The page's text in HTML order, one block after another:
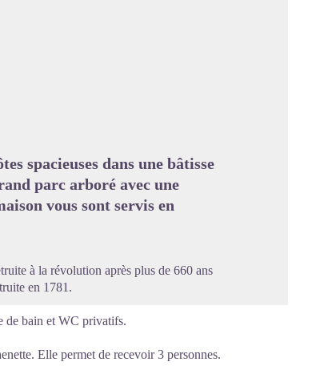
spacieuses dans une bâtisse
parc arboré avec une
vous sont servis en
à la révolution après plus de 660 ans
en 1781.
de bain et WC privatifs.
Elle permet de recevoir 3 personnes.